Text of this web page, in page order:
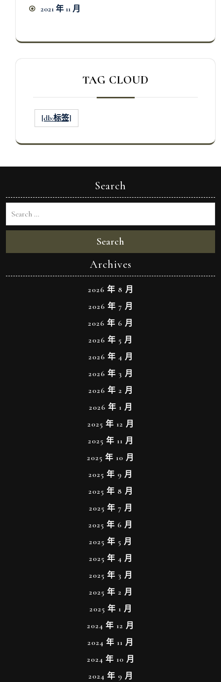
2021 年 11 月
TAG CLOUD
[db:标签]
Search
Search
Archives
2026 年 8 月
2026 年 7 月
2026 年 6 月
2026 年 5 月
2026 年 4 月
2026 年 3 月
2026 年 2 月
2026 年 1 月
2025 年 12 月
2025 年 11 月
2025 年 10 月
2025 年 9 月
2025 年 8 月
2025 年 7 月
2025 年 6 月
2025 年 5 月
2025 年 4 月
2025 年 3 月
2025 年 2 月
2025 年 1 月
2024 年 12 月
2024 年 11 月
2024 年 10 月
2024 年 9 月